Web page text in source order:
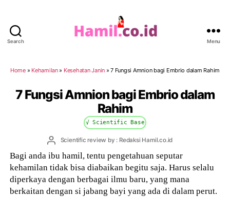
Search Menu
Home» Kehamilan» Kesehatan Janin »7 Fungsi Amnion bagi Embrio dalam Rahim
7 Fungsi Amnion bagi Embrio dalam
Rahim
√ Scientific Base
PostScientific review by : Redaksi Hamil.co.id
Bagi anda ibu hamil, tentu pengetahuan seputar
kehamilan tidak bisa diabaikan begitu saja. Harus selalu
diperkaya dengan berbagai ilmu baru, yang mana
berkaitan dengan si jabang bayi yang ada di dalam perut.